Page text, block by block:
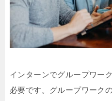
インターンでグループワー
必要です。グループワーク